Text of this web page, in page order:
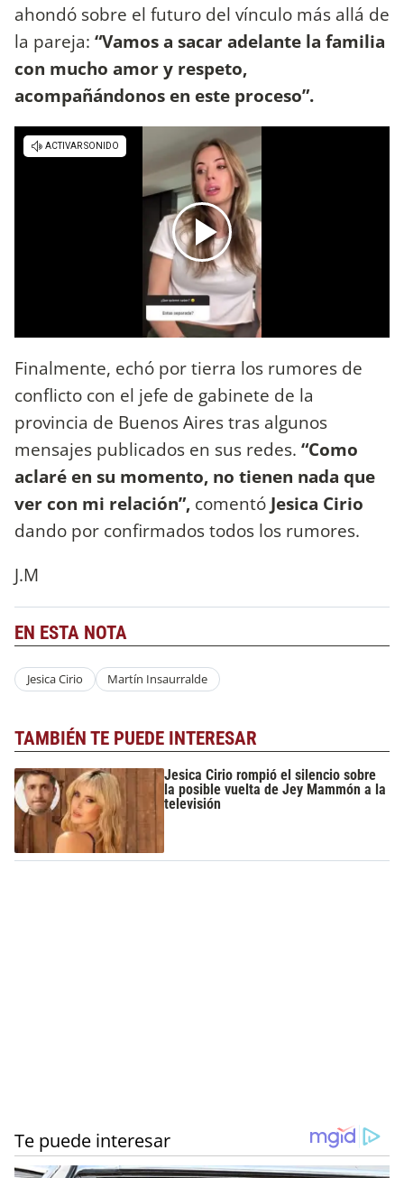
ahondó sobre el futuro del vínculo más allá de
la pareja: “Vamos a sacar adelante la familia
con mucho amor y respeto,
acompañándonos en este proceso”.
Finalmente, echó por tierra los rumores de
conflicto con el jefe de gabinete de la
provincia de Buenos Aires tras algunos
mensajes publicados en sus redes. “Como
aclaré en su momento, no tienen nada que
ver con mi relación”, comentó Jesica Cirio
dando por confirmados todos los rumores.
J.M
EN ESTA NOTA
Jesica Cirio Martín Insaurralde
TAMBIÉN TE PUEDE INTERESAR
Jesica Cirio rompió el silencio sobre
la posible vuelta de Jey Mammón a la
televisión